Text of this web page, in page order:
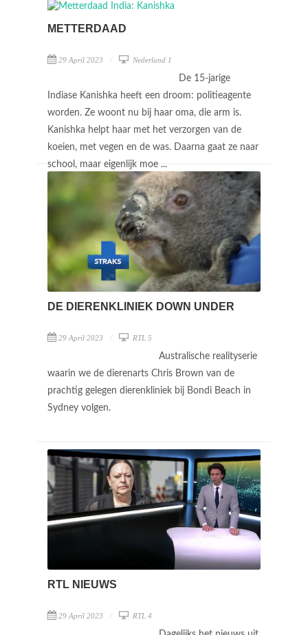
METTERDAAD
29 April 2023 Nederland 1
De 15-jarige
Indiase Kanishka heeft een droom: politieagente
worden. Ze woont nu bij haar oma, die arm is.
Kanishka helpt haar met het verzorgen van de
koeien, met vegen en de was. Daarna gaat ze naar
school, maar eigenlijk moe ...
DE DIERENKLINIEK DOWN UNDER
29 April 2023 RTL 5
Australische realityserie
waarin we de dierenarts Chris Brown van de
prachtig gelegen dierenkliniek bij Bondi Beach in
Sydney volgen.
RTL NIEUWS
29 April 2023 RTL 4